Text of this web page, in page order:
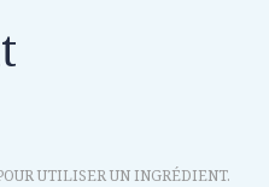
UTILISER UN INGRÉDIENT.